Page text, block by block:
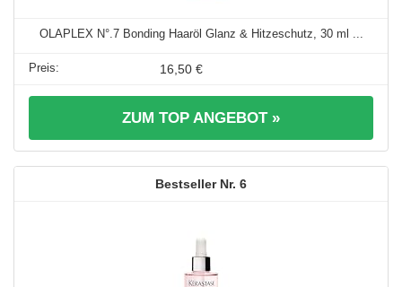
OLAPLEX N°.7 Bonding Haaröl Glanz & Hitzeschutz, 30 ml ...
16,50 €
ZUM TOP ANGEBOT »
6